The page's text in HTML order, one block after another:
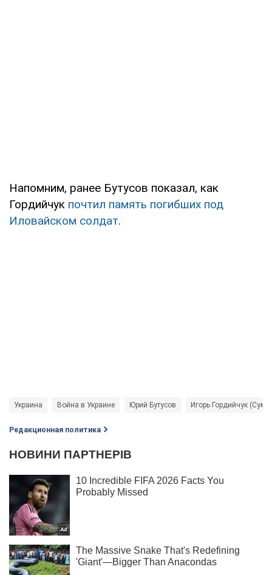
Напомним, ранее Бутусов показал, как
Гордийчук почтил память погибших под
Иловайском солдат.
Украина Война в Украине Юрий Бутусов Игорь Гордийчук
Редакционная политика